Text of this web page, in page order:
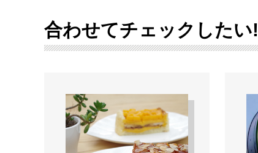
合わせてチェックしたい!